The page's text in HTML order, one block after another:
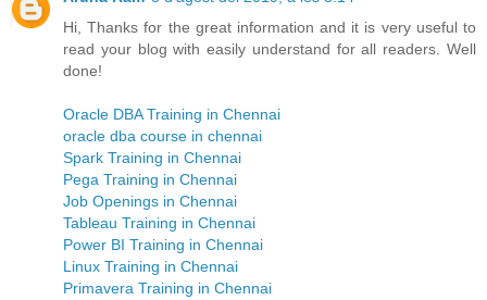
Hi, Thanks for the great information and it is very useful to
read your blog with easily understand for all readers. Well
done!
Oracle DBA Training in Chennai
oracle dba course in chennai
Spark Training in Chennai
Pega Training in Chennai
Job Openings in Chennai
Tableau Training in Chennai
Power BI Training in Chennai
Linux Training in Chennai
Primavera Training in Chennai